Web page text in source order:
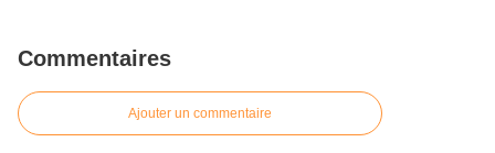
Commentaires
Ajouter un commentaire